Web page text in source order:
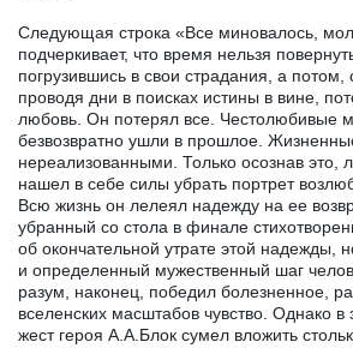
Следующая строка «Все миновалось,
подчеркивает, что время нельзя
погрузившись в свои страдания, а потом,
проводя дни в поисках истины в вине,
любовь. Он потерял все. Честолюбивые
безвозвратно ушли в прошлое.
нереализованными. Только осознав это,
нашел в себе силы убрать портрет
Всю жизнь он лелеял надежду на ее
убранный со стола в финале
об окончательной утрате этой надежды,
и определенный мужественный шаг
разум, наконец, победил болезненное,
вселенских масштабов чувство. Однако
жест героя А.А.Блок сумел вложить